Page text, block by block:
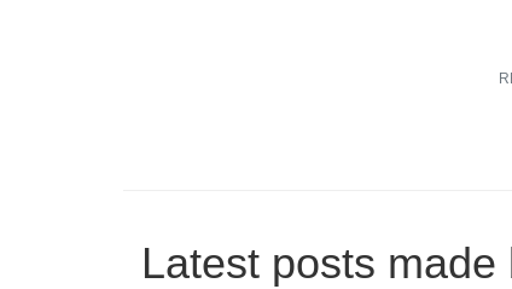
Latest posts made